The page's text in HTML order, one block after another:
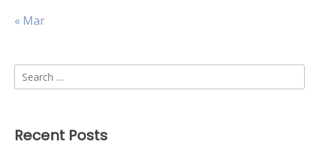
« Mar
Search
for:
Recent Posts